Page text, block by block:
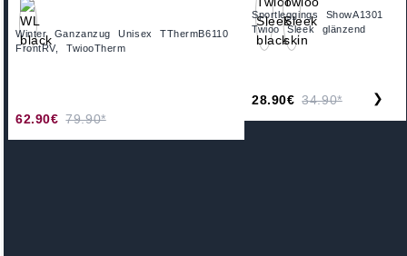
Winter Ganzanzug Unisex TThermB6110
FrontRV, TwiooTherm
62.90€ 79.90*
Sportleggings ShowA1301
Twioo Sleek glänzend
28.90€ 34.90* ❯